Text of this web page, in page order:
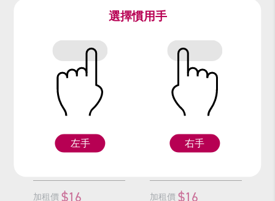
編號：93910
銀愛心公主冠
加租價 $16
編號：93810
金愛心公主冠
加租價 $16
選擇慣用手
左手 右手